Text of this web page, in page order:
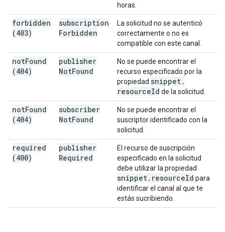
horas.
forbidden
(403)
subscription
Forbidden
La solicitud no se autenticó
correctamente o no es
compatible con este canal.
notFound
(404)
publisher
NotFound
No se puede encontrar el
recurso especificado por la
propiedad snippet.
resourceId de la solicitud.
notFound
(404)
subscriber
NotFound
No se puede encontrar el
suscriptor identificado con la
solicitud.
required
(400)
publisher
Required
El recurso de suscripción
especificado en la solicitud
debe utilizar la propiedad
snippet. resourceId para
identificar el canal al que te
estás sucribiendo.